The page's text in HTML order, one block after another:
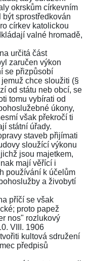
okrskům církevním
být sprostředkován
církev katolickou
valné hromadě,
určitá část
zaručen výkon
se přizpůsobí
chce sloužiti (§
od státu neb obcí, se
tomu vybírati od
úkony,
však překročí ti
státní úřady.
staveb přijímati
sloužící výkonu
jsou majetkem,
mají věřící i
používání k účelům
a živobytí
příčí se však
proto papež
nos" rozlukový
VIII. 1906
kultová sdružení
předpisů